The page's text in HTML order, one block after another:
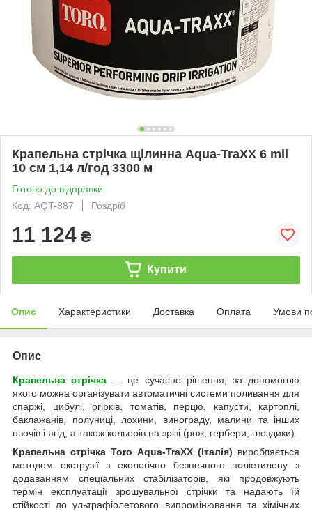
Крапельна стрічка щілинна Aqua-TraXX 6 mil
10 см 1,14 л/год 3300 м
Готово до відправки
Код: AQT-887
Роздріб
11 124 ₴
Купити
Опис Характеристики Доставка Оплата Умови
Опис
Крапельна стрічка — це сучасне рішення, за допомогою
якого можна організувати автоматичні системи поливання для
спаржі, цибулі, огірків, томатів, перцю, капусти, картоплі,
баклажанів, полуниці, лохини, винограду, малини та інших
овочів і ягід, а також кольорів на зрізі (рож, гербери, гвоздики).
Крапельна стрічка Toro Aqua-TraXX (Італія) виробляється
методом екструзії з екологічно безпечного поліетилену з
додаванням спеціальних стабілізаторів, які продовжують
термін експлуатації зрошувальної стрічки та надають їй
стійкості до ультрафіолетового випромінювання та хімічних